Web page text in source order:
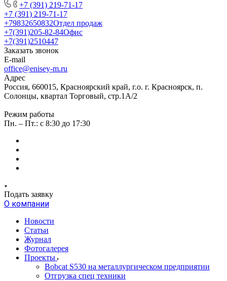
+7 (391) 219-71-17
+7 (391) 219-71-17
+79832650832Отдел продаж
+7(391)205-82-84Офис
+7(391)2510447
Заказать звонок
E-mail
office@enisey-m.ru
Адрес
Россия, 660015, Красноярский край, г.о. г. Красноярск, п.
Солонцы, квартал Торговый, стр.1А/2
Режим работы
Пн. – Пт.: c 8:30 до 17:30
Подать заявку
О компании
Новости
Статьи
Журнал
Фотогалерея
Проекты
Bobcat S530 на металлургическом предприятии
Отгрузка спец техники